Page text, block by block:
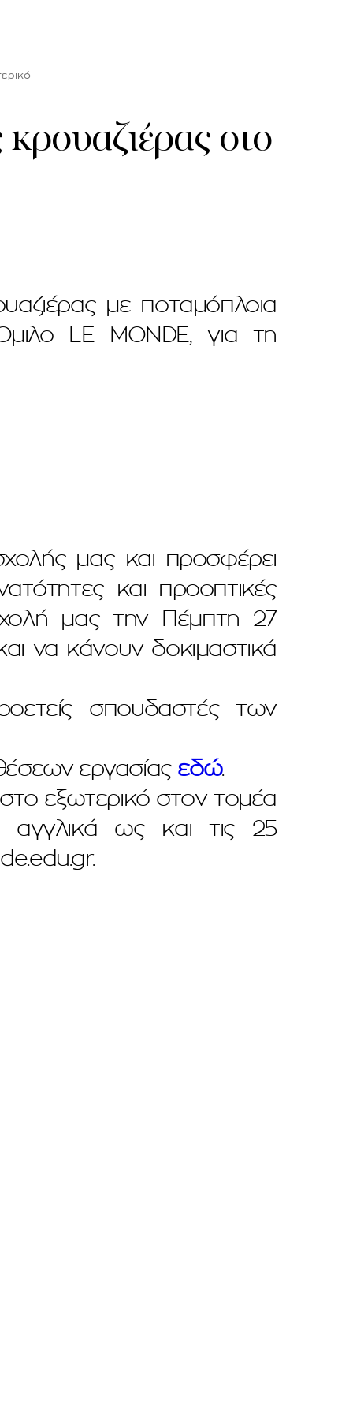
στο
με ποταμόπλοια
LE MONDE, για τη
μας και προσφέρει
και προοπτικές
μας την Πέμπτη 27
να κάνουν δοκιμαστικά
σπουδαστές των
εργασίας εδώ.
εξωτερικό στον τομέα
αγγλικά ως και τις 25
.